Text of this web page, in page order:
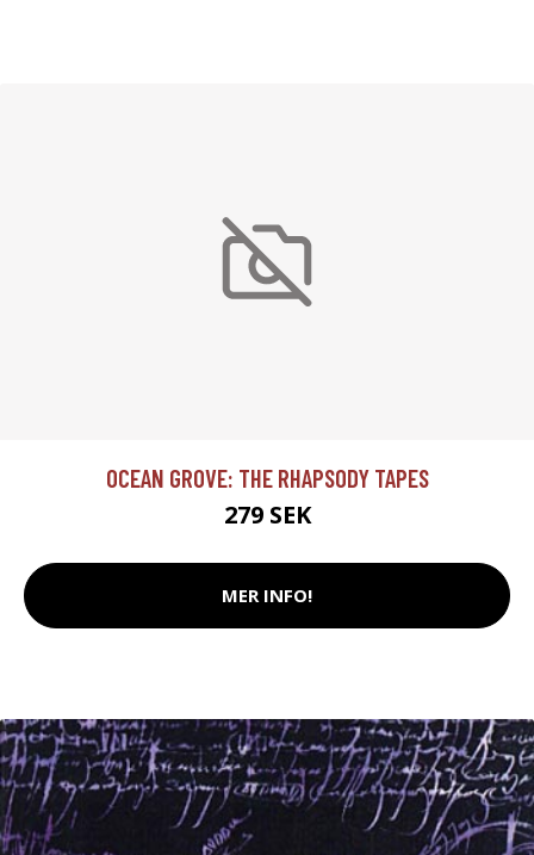
OCEAN GROVE: THE RHAPSODY TAPES
279 SEK
MER INFO!